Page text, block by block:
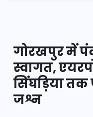
गोरखपुर में
स्वागत,
सिंघड़िया तक
जश्न